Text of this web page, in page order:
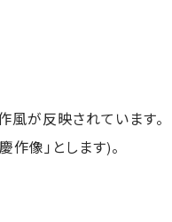
が反映されています。
像」とします)。